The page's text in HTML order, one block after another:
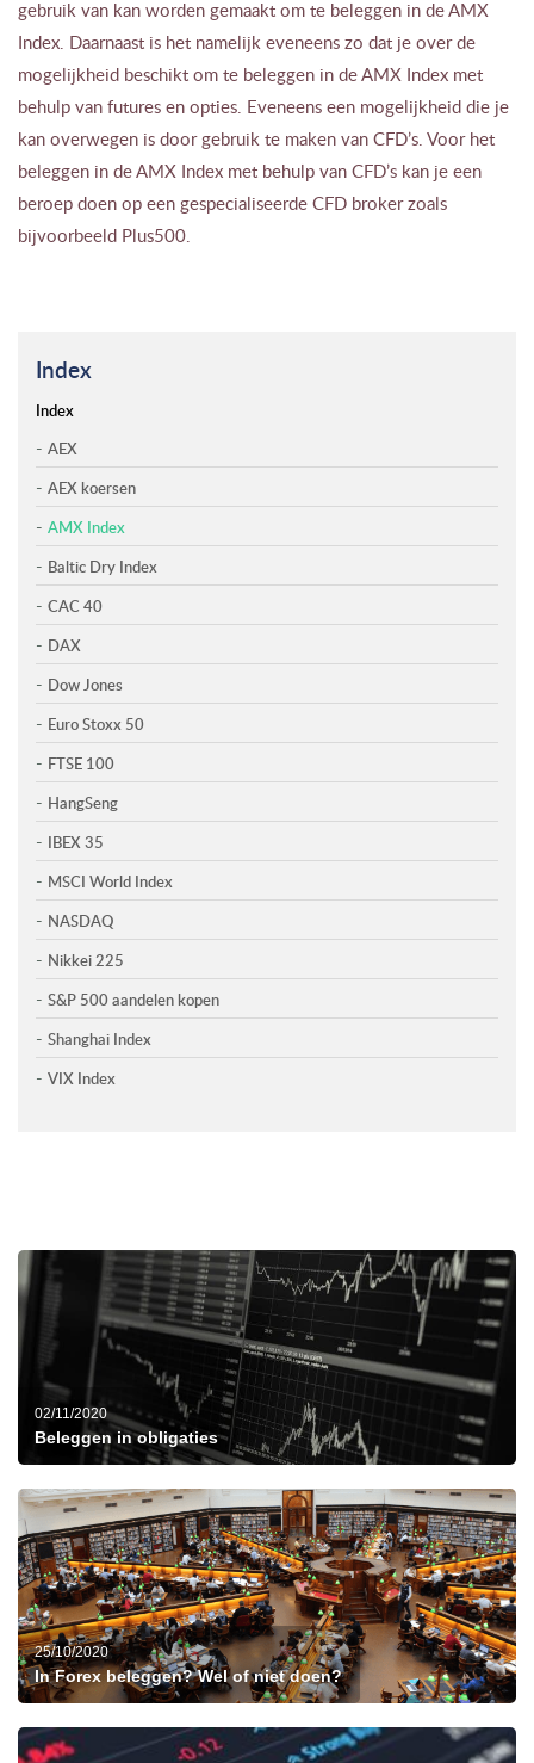
gebruik van kan worden gemaakt om te beleggen in de AMX
Index. Daarnaast is het namelijk eveneens zo dat je over de
mogelijkheid beschikt om te beleggen in de AMX Index met
behulp van futures en opties. Eveneens een mogelijkheid die je
kan overwegen is door gebruik te maken van CFD’s. Voor het
beleggen in de AMX Index met behulp van CFD’s kan je een
beroep doen op een gespecialiseerde CFD broker zoals
bijvoorbeeld Plus500.
Index
Index
AEX
AEX koersen
AMX Index
Baltic Dry Index
CAC 40
DAX
Dow Jones
Euro Stoxx 50
FTSE 100
HangSeng
IBEX 35
MSCI World Index
NASDAQ
Nikkei 225
S&P 500 aandelen kopen
Shanghai Index
VIX Index
02/11/2020
Beleggen in obligaties
25/10/2020
In Forex beleggen? Wel of niet doen?